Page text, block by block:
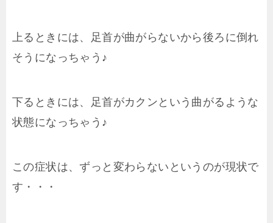
上るときには、足首が曲がらないから後ろに倒れ
そうになっちゃう♪
下るときには、足首がカクンという曲がるような
状態になっちゃう♪
この症状は、ずっと変わらないというのが現状で
す・・・